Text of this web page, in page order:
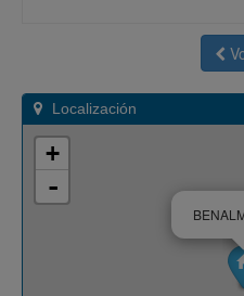
Localización
+
-